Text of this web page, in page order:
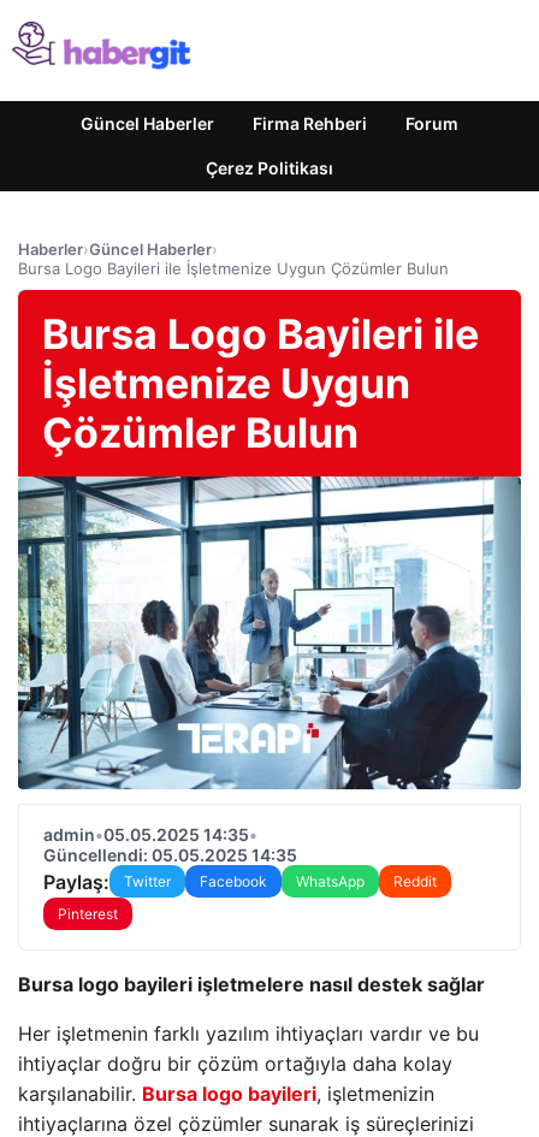
Güncel Haberler Firma Rehberi Forum
Çerez Politikası
Haberler›Güncel Haberler›
Bursa Logo Bayileri ile İşletmenize Uygun Çözümler Bulun
Bursa Logo Bayileri ile
İşletmenize Uygun
Çözümler Bulun
admin•05.05.2025 14:35•
Güncellendi: 05.05.2025 14:35
Paylaş: Twitter Facebook WhatsApp
Reddit
Pinterest
Bursa logo bayileri işletmelere nasıl destek sağlar
Her işletmenin farklı yazılım ihtiyaçları vardır ve bu
ihtiyaçlar doğru bir çözüm ortağıyla daha kolay
karşılanabilir. Bursa logo bayileri, işletmenizin
ihtiyaçlarına özel çözümler sunarak iş süreçlerinizi